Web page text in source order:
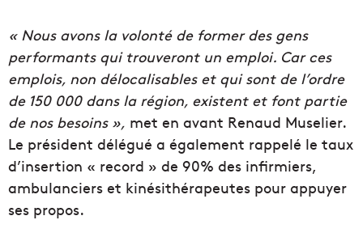
« Nous avons la volonté de former des gens
performants qui trouveront un emploi. Car ces
emplois, non délocalisables et qui sont de l’ordre
de 150 000 dans la région, existent et font partie
de nos besoins », met en avant Renaud Muselier.
Le président délégué a également rappelé le taux
d’insertion « record » de 90% des infirmiers,
ambulanciers et kinésithérapeutes pour appuyer
ses propos.